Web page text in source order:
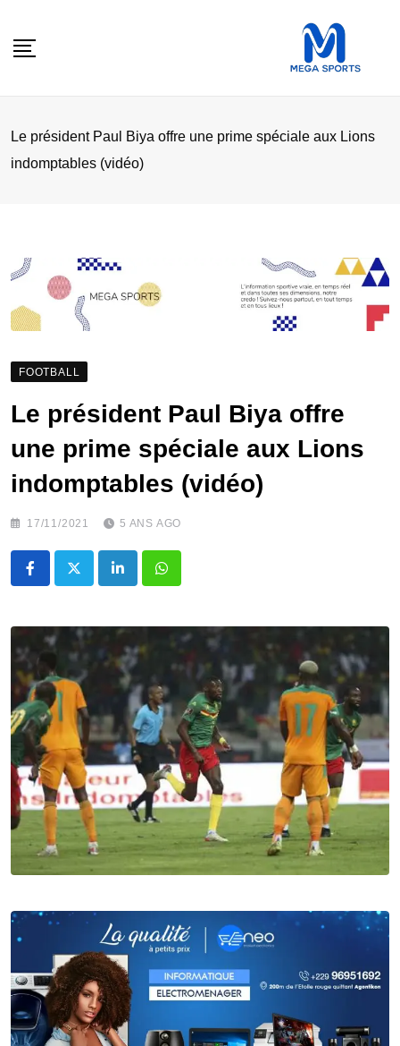
Le président Paul Biya offre une prime spéciale aux Lions
indomptables (vidéo)
FOOTBALL
Le président Paul Biya offre
une prime spéciale aux Lions
indomptables (vidéo)
17/11/2021 5 ANS AGO
LinkedInWhatsapp